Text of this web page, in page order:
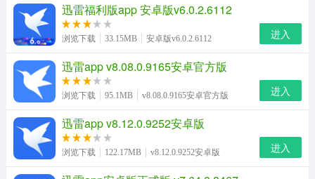
迅雷福利版app 安卓版v6.0.2.6112
浏览下载 33.15MB 安卓版v6.0.2.6112 进入
迅雷app v8.08.0.9165安卓官方版
浏览下载 95.1MB v8.08.0.9165安卓官方版 进入
迅雷app v8.12.0.9252安卓版
浏览下载 122.17MB v8.12.0.9252安卓版 进入